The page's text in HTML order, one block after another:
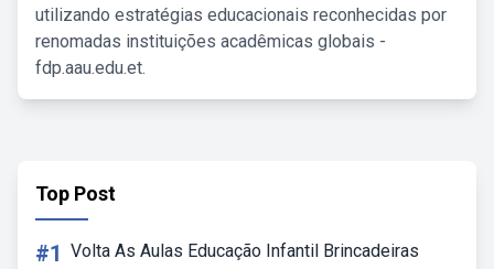
utilizando estratégias educacionais reconhecidas por
renomadas instituições acadêmicas globais -
fdp.aau.edu.et.
Top Post
#1 Volta As Aulas Educação Infantil Brincadeiras